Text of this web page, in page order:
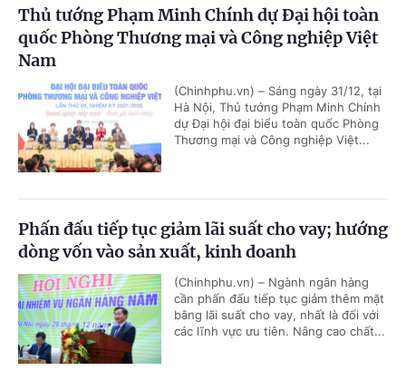
Thủ tướng Phạm Minh Chính dự Đại hội toàn
quốc Phòng Thương mại và Công nghiệp Việt
Nam
(Chinhphu.vn) – Sáng ngày 31/12, tại
Hà Nội, Thủ tướng Phạm Minh Chính
dự Đại hội đại biểu toàn quốc Phòng
Thương mại và Công nghiệp Việt...
Phấn đấu tiếp tục giảm lãi suất cho vay; hướng
dòng vốn vào sản xuất, kinh doanh
(Chinhphu.vn) – Ngành ngân hàng
cần phấn đấu tiếp tục giảm thêm mặt
bằng lãi suất cho vay, nhất là đối với
các lĩnh vực ưu tiên. Nâng cao chất...